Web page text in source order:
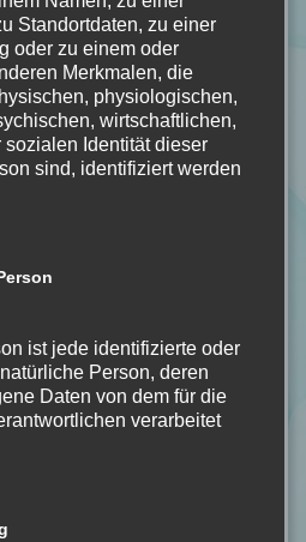
ist Regeneration fixer
Diese Athleten
faul zu sein oder es sich
Daran sollten wir uns
mal wieder so eine “ein paar
Phase haben, die dann
dauert.
Uhr
schließe ich mich absolut an
genauso!
es schwierig, das wir
an dem Grundsatz festhalten das
Standortdaten, zu einer
oder zu einem oder
Merkmalen, die
physiologischen,
wirtschaftlichen,
sozialen Identität dieser
sind, identifiziert werden
ist jede identifizierte oder
Person, deren
Daten von dem für die
verarbeitet